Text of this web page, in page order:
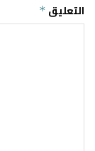
التعليق *